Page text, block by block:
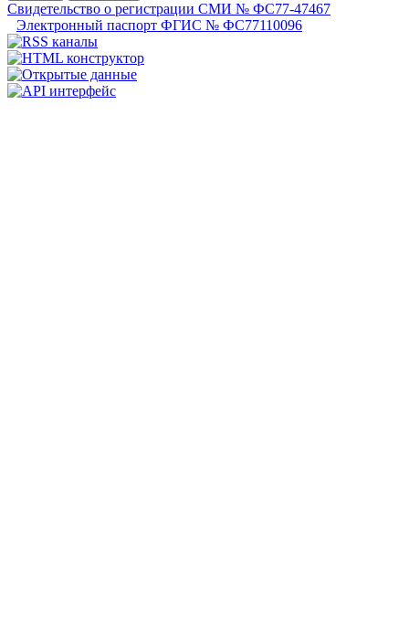
Свидетельство о регистрации СМИ № ФС77-47467
Электронный паспорт ФГИС № ФС77110096